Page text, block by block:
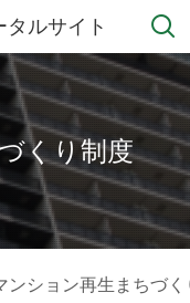
ルサイト
くり制度
ンション再生まちづ